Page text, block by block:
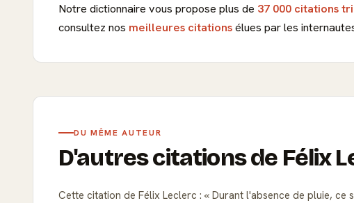
Notre dictionnaire vous propose plus de 37 000 citations
consultez nos meilleures citationsélues par les
DU MÊME AUTEUR
D'autres citations de Félix
Cette citation de Félix Leclerc :
Durant l'absence de pluie, ce